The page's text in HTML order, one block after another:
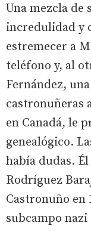
Una mezcla
incredulidad y
estremecer a
teléfono y, al
Fernández,
castronuñeras
en Canadá, le
genealógico.
había dudas.
Rodríguez
Castronuño en
subcampo nazi